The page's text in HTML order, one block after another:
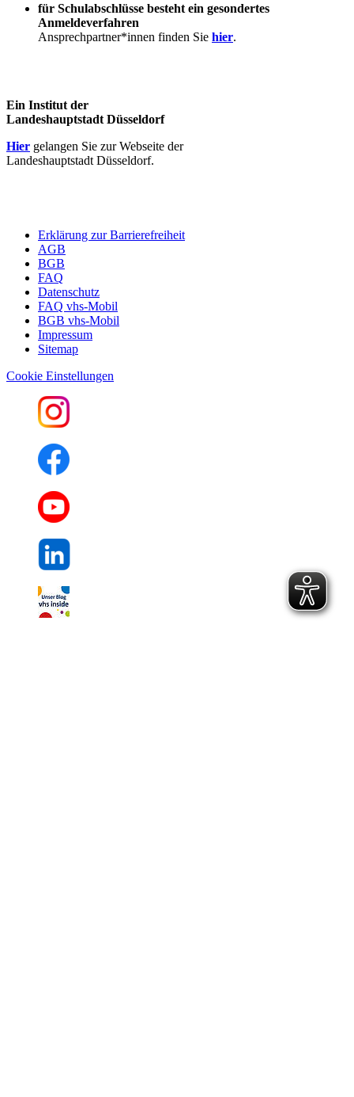
für Schulabschlüsse besteht ein gesondertes
Anmeldeverfahren
Ansprechpartner*innen finden Sie hier.
Ein Institut der
Landeshauptstadt Düsseldorf
Hier gelangen Sie zur Webseite der
Landeshauptstadt Düsseldorf.
Erklärung zur Barrierefreiheit
AGB
BGB
FAQ
Datenschutz
FAQ vhs-Mobil
BGB vhs-Mobil
Impressum
Sitemap
Cookie Einstellungen